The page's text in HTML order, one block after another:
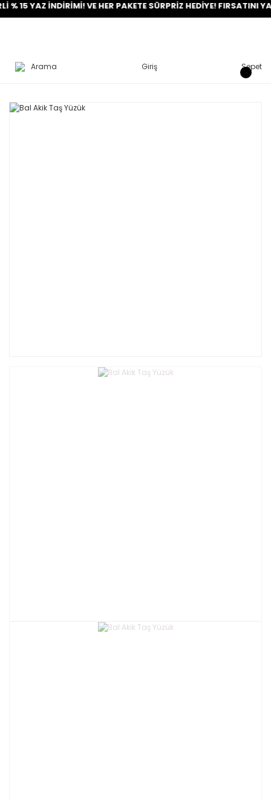
YAZ İNDİRİMİ! VE HER PAKETE SÜRPRİZ HEDİYE! FIRSATINI YAKALA!
Arama Giriş Sepet